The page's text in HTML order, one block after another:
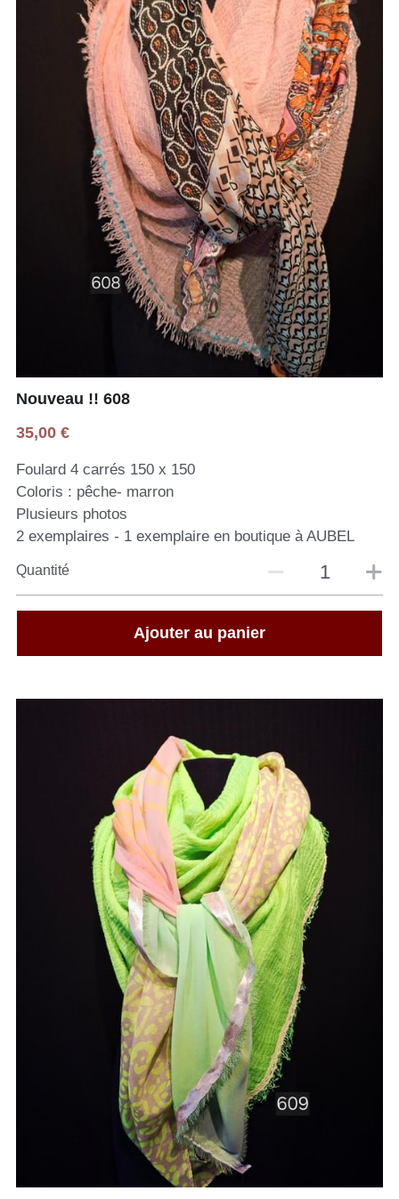
Nouveau !! 608
35,00 €
Foulard 4 carrés 150 x 150
Coloris : pêche- marron
Plusieurs photos
2 exemplaires - 1 exemplaire en boutique à AUBEL
Quantité
Ajouter au panier